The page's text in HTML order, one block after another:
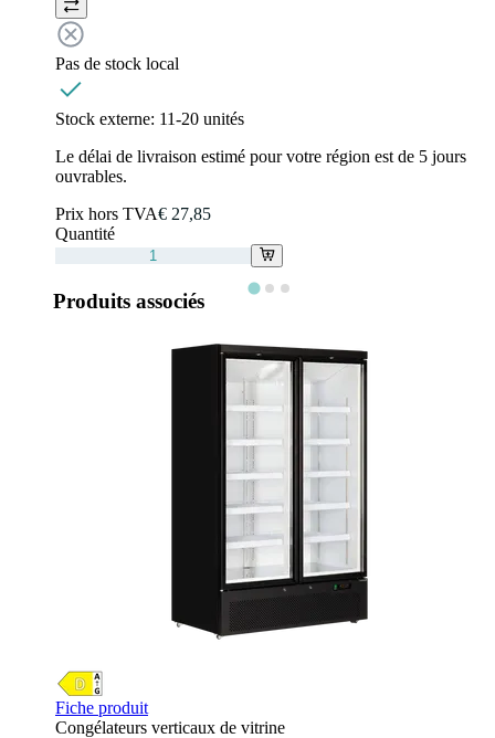
Pas de stock local
Stock externe: 11-20 unités
Le délai de livraison estimé pour votre région est de 5 jours
ouvrables.
Prix hors TVA€ 27,85
Quantité
Produits associés
Fiche produit
Congélateurs verticaux de vitrine